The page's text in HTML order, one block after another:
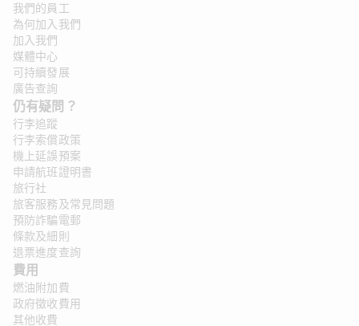
我們的員工
為何加入我們
加入我們
媒體中心
可持續發展
廣告查詢
仍有疑問？
行李追蹤
行李索償政策
機上延誤預案
申請航班證明書
旅行社
旅客服務及常見問題
預防詐騙電郵
條款及細則
退票進度查詢
費用
燃油附加費
政府徵收費用
其他收費